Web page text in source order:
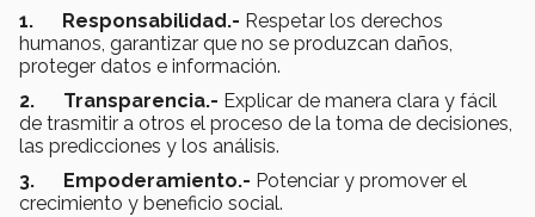
1. Responsabilidad.- Respetar los derechos
humanos, garantizar que no se produzcan daños,
proteger datos e información.
2. Transparencia.- Explicar de manera clara y fácil
de trasmitir a otros el proceso de la toma de decisiones,
las predicciones y los análisis.
3. Empoderamiento.- Potenciar y promover el
crecimiento y beneficio social.